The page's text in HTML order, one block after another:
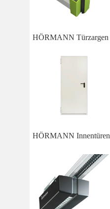
HÖRMANN Türzargen
HÖRMANN Innentüren